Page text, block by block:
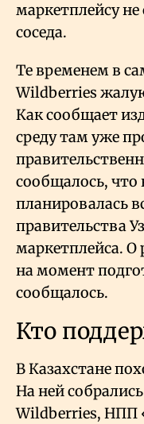
маркетплейсу
соседа.
Те временем в
Wildberries
Как сообщает
среду там уже
сообщалось, что
планировалась
правительства
маркетплейса. О
на момент
сообщалось.
Кто
В Казахстане
На ней
Wildberries, НПП